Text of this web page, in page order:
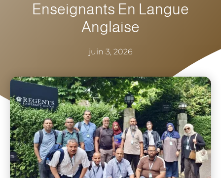
Enseignants En Langue
Anglaise
juin 3, 2026